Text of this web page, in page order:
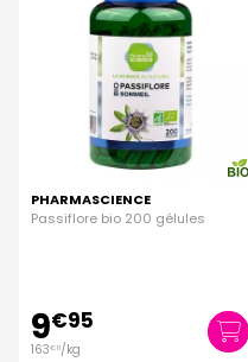
PHARMASCIENCE
Passiflore bio 200 gélules
9€95
163€ 11/kg